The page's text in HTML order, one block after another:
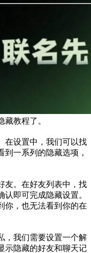
教程了。
在设置中，我们可以找
一系列的隐藏选项，
友。在好友列表中，找
即可完成隐藏设置。
你，也无法看到你的在
，我们需要设置一个解
示隐藏的好友和聊天记